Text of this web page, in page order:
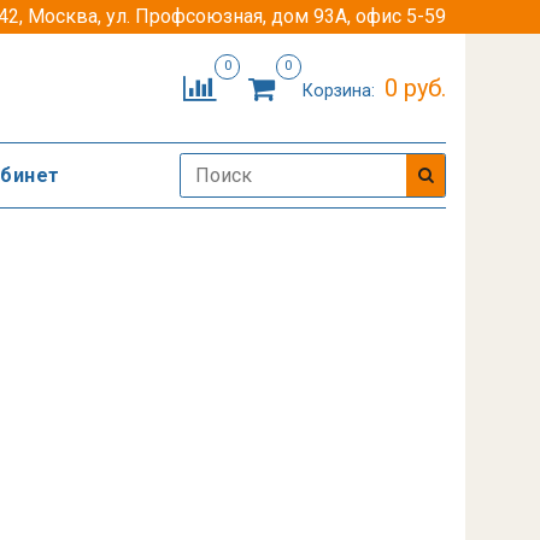
Москва, ул. Профсоюзная, дом 93А, офис 5-59
0 0
Корзина: 0 руб.